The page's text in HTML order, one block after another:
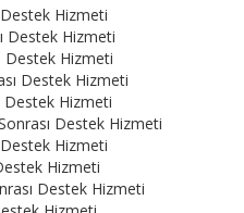
Destek Hizmeti
Destek Hizmeti
Destek Hizmeti
Destek Hizmeti
Destek Hizmeti
Destek Hizmeti
Destek Hizmeti
Hizmeti
Destek Hizmeti